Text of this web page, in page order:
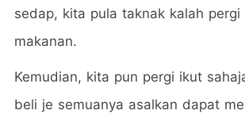
sedap, kita pula taknak kalah
makanan.
Kemudian, kita pun pergi ikut
beli je semuanya asalkan dapat